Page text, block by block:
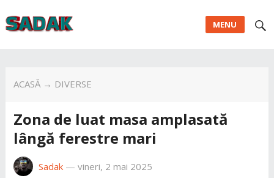
MENU
ACASĂ→ DIVERSE
Zona de luat masa amplasată
lângă ferestre mari
Sadak— vineri, 2 mai 2025